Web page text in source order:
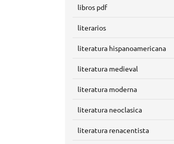
libros pdf
literarios
literatura hispanoamericana
literatura medieval
literatura moderna
literatura neoclasica
literatura renacentista